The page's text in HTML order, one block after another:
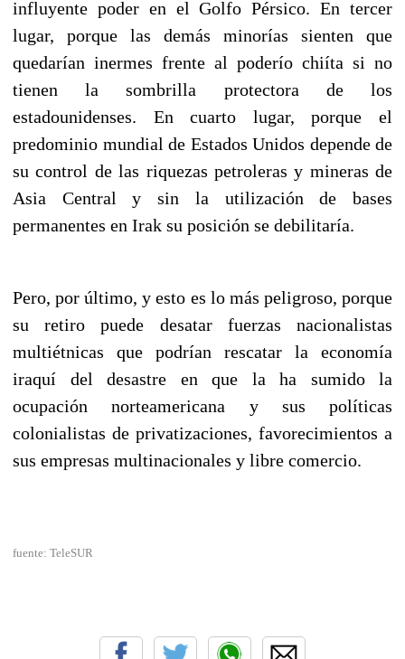
influyente poder en el Golfo Pérsico. En tercer
lugar, porque las demás minorías sienten que
quedarían inermes frente al poderío chiíta si no
tienen la sombrilla protectora de los
estadounidenses. En cuarto lugar, porque el
predominio mundial de Estados Unidos depende de
su control de las riquezas petroleras y mineras de
Asia Central y sin la utilización de bases
permanentes en Irak su posición se debilitaría.
Pero, por último, y esto es lo más peligroso, porque
su retiro puede desatar fuerzas nacionalistas
multiétnicas que podrían rescatar la economía
iraquí del desastre en que la ha sumido la
ocupación norteamericana y sus políticas
colonialistas de privatizaciones, favorecimientos a
sus empresas multinacionales y libre comercio.
fuente: TeleSUR